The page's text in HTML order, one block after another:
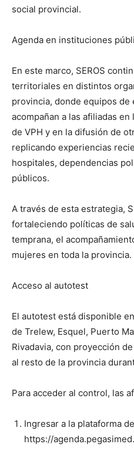
social provincial.
Agenda en instituciones
En este marco, SEROS
territoriales en distintos
provincia, donde equipos de
acompañan a las afiliadas
de VPH y en la difusión de
replicando experiencias
hospitales, dependencias
públicos.
A través de esta estrategia,
fortaleciendo políticas de
temprana, el
mujeres en toda la provincia.
Acceso al autotest
El autotest está disponible
de Trelew, Esquel, Puerto
Rivadavia, con proyección
al resto de la provincia
Para acceder al control, las
Ingresar a la plataforma
https://